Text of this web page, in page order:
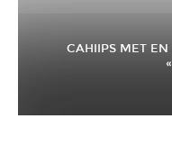
CAHIIPS MET